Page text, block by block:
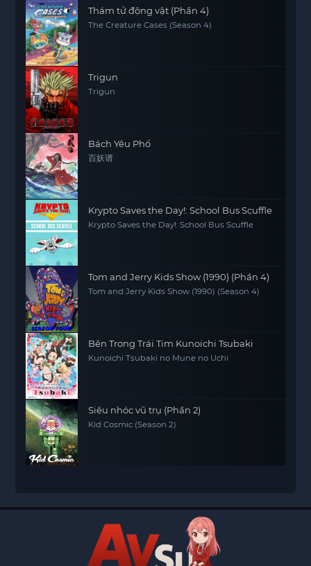
Debt (Hey, How About Treason?)
Thám tử động vật (Phần 4)
The Creature Cases (Season 4)
Trigun
Trigun
Bách Yêu Phổ
百妖谱
Krypto Saves the Day!: School Bus Scuffle
Krypto Saves the Day!: School Bus Scuffle
Tom and Jerry Kids Show (1990) (Phần 4)
Tom and Jerry Kids Show (1990) (Season 4)
Bên Trong Trái Tim Kunoichi Tsubaki
Kunoichi Tsubaki no Mune no Uchi
Siêu nhóc vũ trụ (Phần 2)
Kid Cosmic (Season 2)